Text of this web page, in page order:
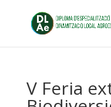
V Feria